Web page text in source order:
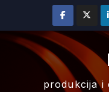
content
produkcija i